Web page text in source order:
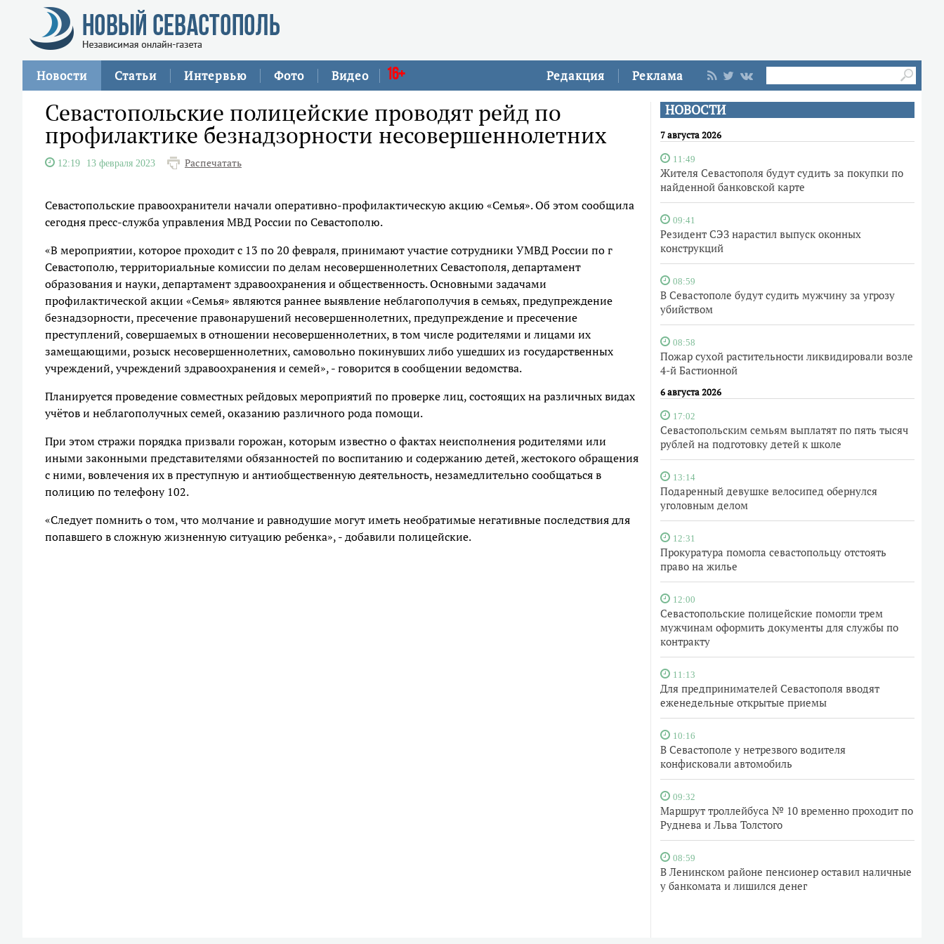
Редакция Реклама
Новости Статьи Интервью Фото Видео 16+
НОВОСТИ
7 августа 2026
11:49
Жителя Севастополя будут судить за покупки по
найденной банковской карте
09:41
Резидент СЭЗ нарастил выпуск оконных
конструкций
08:59
В Севастополе будут судить мужчину за угрозу
убийством
08:58
Пожар сухой растительности ликвидировали возле
4-й Бастионной
6 августа 2026
17:02
Севастопольским семьям выплатят по пять тысяч
рублей на подготовку детей к школе
13:14
Подаренный девушке велосипед обернулся
уголовным делом
12:31
Прокуратура помогла севастопольцу отстоять
право на жилье
12:00
Севастопольские полицейские помогли трем
мужчинам оформить документы для службы по
контракту
11:13
Для предпринимателей Севастополя вводят
еженедельные открытые приемы
10:16
В Севастополе у нетрезвого водителя
конфисковали автомобиль
09:32
Маршрут троллейбуса № 10 временно проходит по
Руднева и Льва Толстого
08:59
В Ленинском районе пенсионер оставил наличные
у банкомата и лишился денег
Севастопольские полицейские проводят рейд по
профилактике безнадзорности несовершеннолетних
12:19 13 февраля 2023 Распечатать
Севастопольские правоохранители начали оперативно-профилактическую акцию «Семья». Об этом сообщила
сегодня пресс-служба управления МВД России по Севастополю.
«В мероприятии, которое проходит с 13 по 20 февраля, принимают участие сотрудники УМВД России по г
Севастополю, территориальные комиссии по делам несовершеннолетних Севастополя, департамент
образования и науки, департамент здравоохранения и общественность. Основными задачами
профилактической акции «Семья» являются раннее выявление неблагополучия в семьях, предупреждение
безнадзорности, пресечение правонарушений несовершеннолетних, предупреждение и пресечение
преступлений, совершаемых в отношении несовершеннолетних, в том числе родителями и лицами их
замещающими, розыск несовершеннолетних, самовольно покинувших либо ушедших из государственных
учреждений, учреждений здравоохранения и семей», - говорится в сообщении ведомства.
Планируется проведение совместных рейдовых мероприятий по проверке лиц, состоящих на различных видах
учётов и неблагополучных семей, оказанию различного рода помощи.
При этом стражи порядка призвали горожан, которым известно о фактах неисполнения родителями или
иными законными представителями обязанностей по воспитанию и содержанию детей, жестокого обращения
с ними, вовлечения их в преступную и антиобщественную деятельность, незамедлительно сообщаться в
полицию по телефону 102.
«Следует помнить о том, что молчание и равнодушие могут иметь необратимые негативные последствия для
попавшего в сложную жизненную ситуацию ребенка», - добавили полицейские.